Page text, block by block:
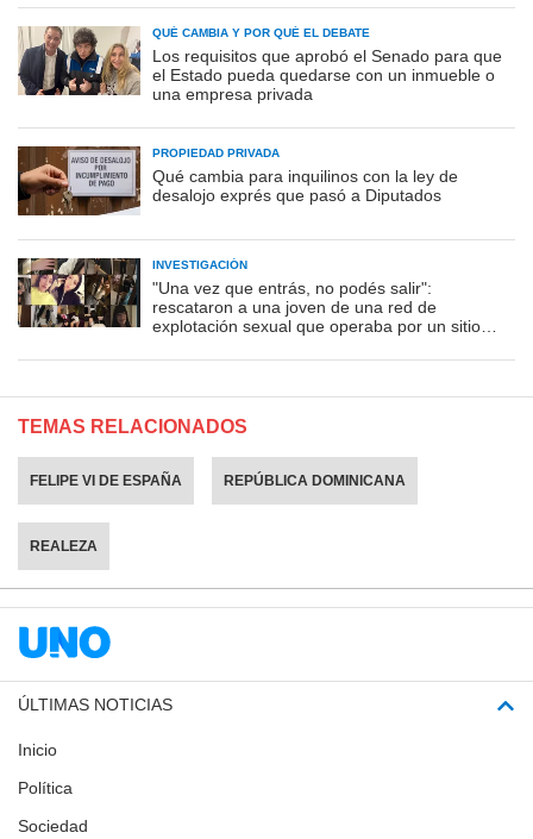
QUÉ CAMBIA Y POR QUÉ EL DEBATE
Los requisitos que aprobó el Senado para que
el Estado pueda quedarse con un inmueble o
una empresa privada
PROPIEDAD PRIVADA
Qué cambia para inquilinos con la ley de
desalojo exprés que pasó a Diputados
INVESTIGACIÓN
"Una vez que entrás, no podés salir":
rescataron a una joven de una red de
explotación sexual que operaba por un sitio
TEMAS RELACIONADOS
FELIPE VI DE ESPAÑA REPÚBLICA DOMINICANA
REALEZA
ÚLTIMAS NOTICIAS
Inicio
Política
Sociedad